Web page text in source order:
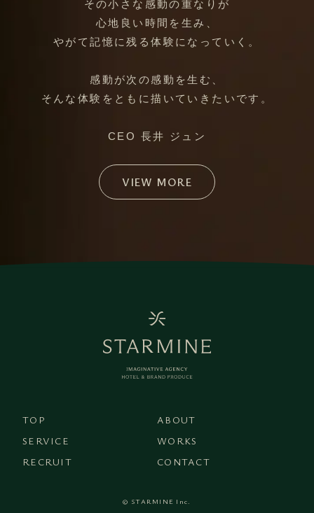
その小さな感動の重なりが
心地良い時間を生み、
やがて記憶に残る体験になっていく。
感動が次の感動を生む、
そんな体験をともに描いていきたいです。
CEO 長井 ジュン
VIEW MORE
TOP
ABOUT
SERVICE
WORKS
RECRUIT
CONTACT
© STARMINE Inc.